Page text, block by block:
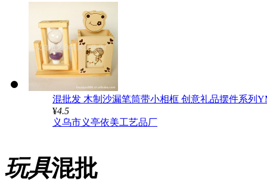
混批发 木制沙漏笔筒带小相框 创意礼品摆件系列
¥4.5
义乌市义亭依美工艺品厂
玩具混批